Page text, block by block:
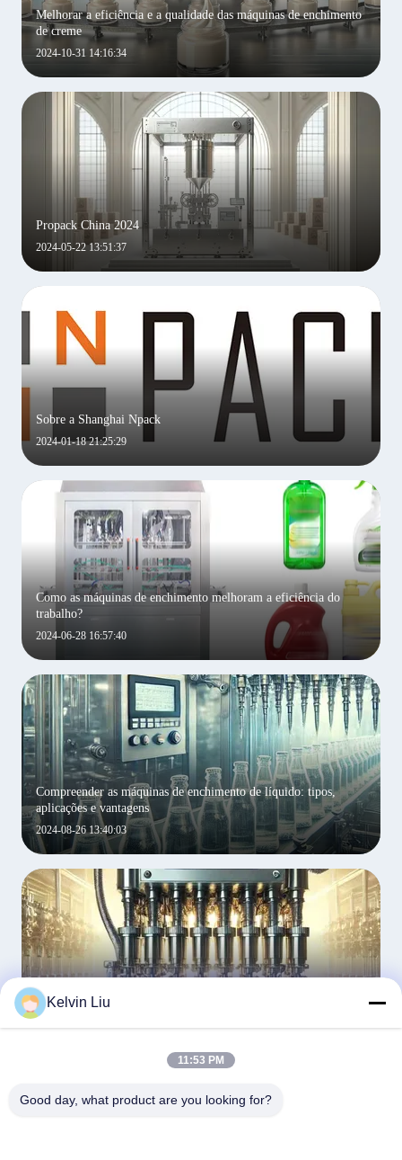
2024-10-31 14:16:34
Melhorar a eficiência e a qualidade das máquinas de enchimento
de creme
2024-05-22 13:51:37
Propack China 2024
2024-01-18 21:25:29
Sobre a Shanghai Npack
2024-06-28 16:57:40
Como as máquinas de enchimento melhoram a eficiência do
trabalho?
2024-08-26 13:40:03
Compreender as máquinas de enchimento de líquido: tipos,
aplicações e vantagens
Como industrializar a produção de ketchup?
Kelvin Liu
11:53 PM
Good day, what product are you looking for?